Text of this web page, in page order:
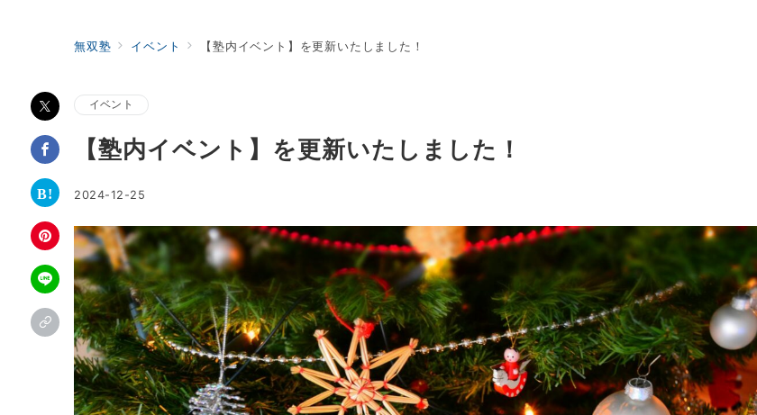
無双塾 イベント 【塾内イベント】を更新いたしました！
イベント
【塾内イベント】を更新いたしました！
2024-12-25